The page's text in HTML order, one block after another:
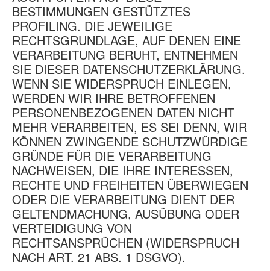
BESTIMMUNGEN GESTÜTZTES
PROFILING. DIE JEWEILIGE
RECHTSGRUNDLAGE, AUF DENEN EINE
VERARBEITUNG BERUHT, ENTNEHMEN
SIE DIESER DATENSCHUTZERKLÄRUNG.
WENN SIE WIDERSPRUCH EINLEGEN,
WERDEN WIR IHRE BETROFFENEN
PERSONENBEZOGENEN DATEN NICHT
MEHR VERARBEITEN, ES SEI DENN, WIR
KÖNNEN ZWINGENDE SCHUTZWÜRDIGE
GRÜNDE FÜR DIE VERARBEITUNG
NACHWEISEN, DIE IHRE INTERESSEN,
RECHTE UND FREIHEITEN ÜBERWIEGEN
ODER DIE VERARBEITUNG DIENT DER
GELTENDMACHUNG, AUSÜBUNG ODER
VERTEIDIGUNG VON
RECHTSANSPRÜCHEN (WIDERSPRUCH
NACH ART. 21 ABS. 1 DSGVO).